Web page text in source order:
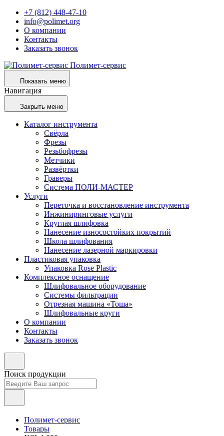
+7 (812) 448-47-10
info@polimet.org
О компании
Контакты
Заказать звонок
Полимет-сервис
Показать меню
Навигация
Закрыть меню
Каталог инструмента
Свёрла
Фрезы
Резьбофрезы
Метчики
Развёртки
Граверы
Система ПОЛИ-МАСТЕР
Услуги
Переточка и восстановление инструмента
Инжиниринговые услуги
Круглая шлифовка
Нанесение износостойких покрытий
Школа шлифования
Нанесение лазерной маркировки
Пластиковая упаковка
Упаковка Rose Plastic
Комплексное оснащение
Шлифовальное оборудование
Системы фильтрации
Отрезная машина «Тоша»
Шлифовальные круги
О компании
Контакты
Заказать звонок
Поиск продукции
Полимет-сервис
Товары